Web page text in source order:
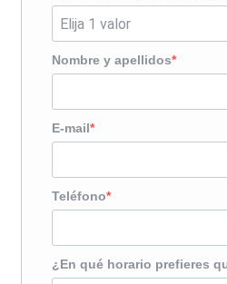
Nombre y apellidos
E-mail
Teléfono
¿En qué horario prefieres